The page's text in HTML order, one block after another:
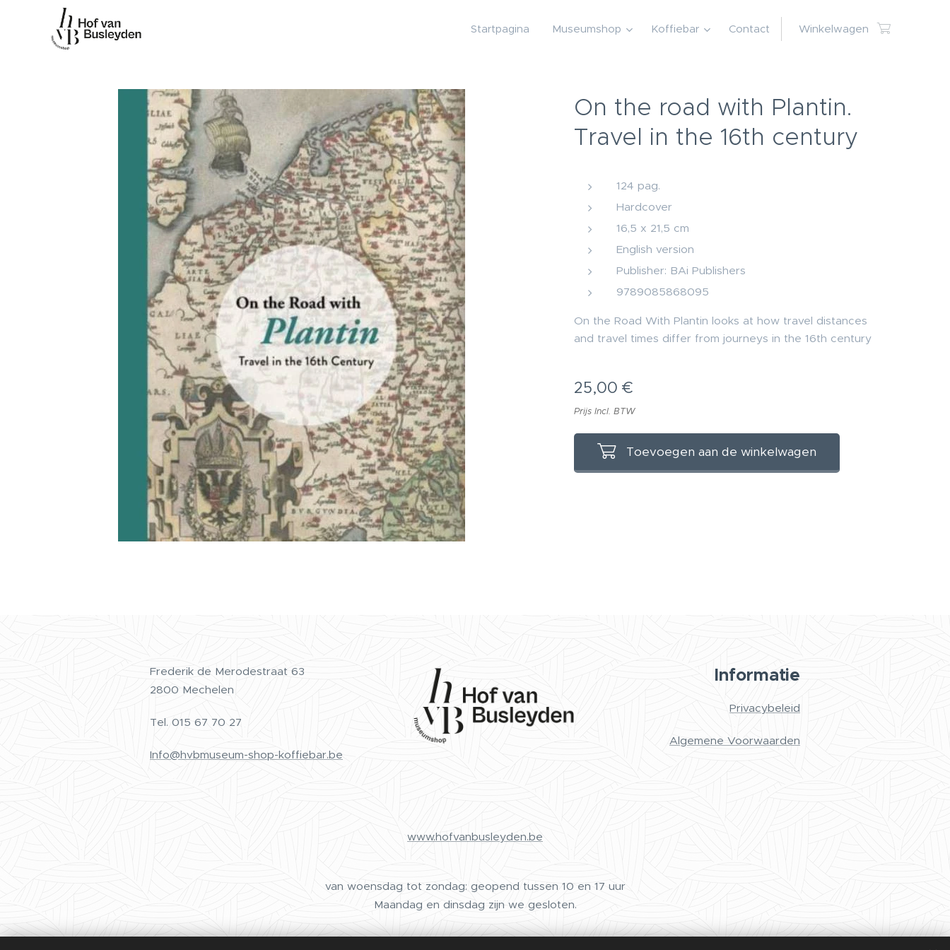
Startpagina Museumshop Koffiebar Contact Winkelwagen
On the road with Plantin.
Travel in the 16th century
124 pag.
Hardcover
16,5 x 21,5 cm
English version
Publisher: BAi Publishers
9789085868095
On the Road With Plantin looks at how travel distances
and travel times differ from journeys in the 16th century
25,00 €
Prijs Incl. BTW
Toevoegen aan de winkelwagen
Frederik de Merodestraat 63
2800 Mechelen
Tel. 015 67 70 27
Info@hvbmuseum-shop-koffiebar.be
Informatie
Privacybeleid
Algemene Voorwaarden
www.hofvanbusleyden.be
van woensdag tot zondag: geopend tussen 10 en 17 uur
Maandag en dinsdag zijn we gesloten.